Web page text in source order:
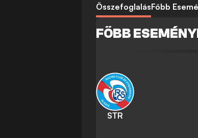
ÖsszefoglalásFőbb
FŐBB
STR